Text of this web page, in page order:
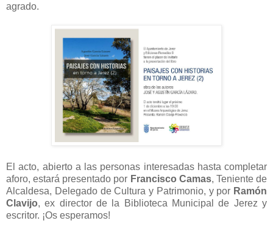
agrado.
El acto, abierto a las personas interesadas hasta completar
aforo, estará presentado por Francisco Camas, Teniente de
Alcaldesa, Delegado de Cultura y Patrimonio, y por Ramón
Clavijo, ex director de la Biblioteca Municipal de Jerez y
escritor. ¡Os esperamos!